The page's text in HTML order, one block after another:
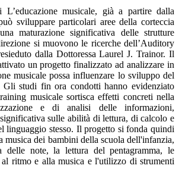
L’educazione musicale, già a partire dalla
sviluppare particolari aree della corteccia
maturazione significativa delle strutture
si muovono le ricerche dell’Auditory
dalla Dottoressa Laurel J. Trainor. Il
un progetto finalizzato ad analizzare in
musicale possa influenzare lo sviluppo del
studi fin ora condotti hanno evidenziato
musicale sortisca effetti concreti nella
e di analisi delle informazioni,
sulle abilità di lettura, di calcolo e
linguaggio stesso. Il progetto si fonda quindi
musica dei bambini della scuola dell'infanzia,
delle note, la lettura del pentagramma, le
ritmo e alla musica e l'utilizzo di strumenti